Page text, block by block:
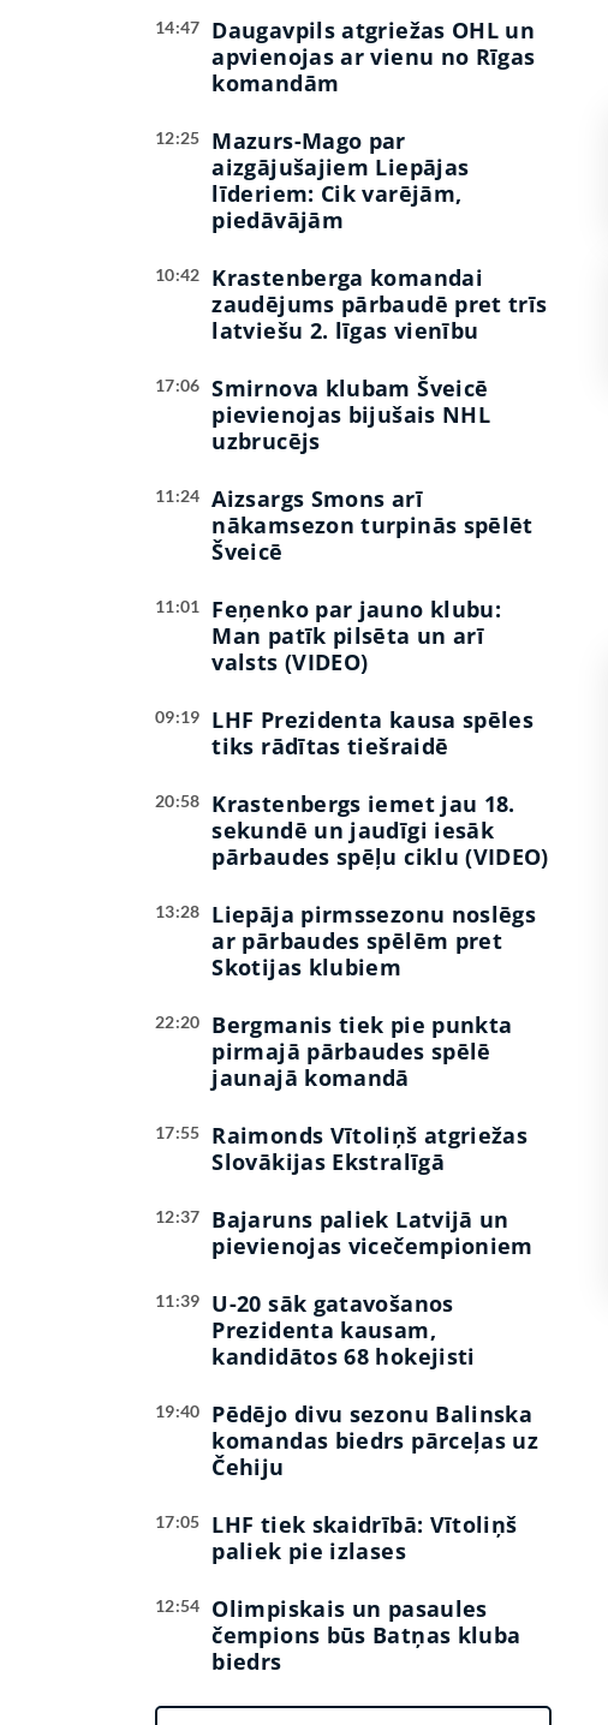
14:47
Daugavpils atgriežas OHL un
apvienojas ar vienu no Rīgas
komandām
12:25
Mazurs-Mago par
aizgājušajiem Liepājas
līderiem: Cik varējām,
piedāvājām
10:42
Krastenberga komandai
zaudējums pārbaudē pret trīs
latviešu 2. līgas vienību
17:06
Smirnova klubam Šveicē
pievienojas bijušais NHL
uzbrucējs
11:24
Aizsargs Smons arī
nākamsezon turpinās spēlēt
Šveicē
11:01
Feņenko par jauno klubu:
Man patīk pilsēta un arī
valsts (VIDEO)
09:19
LHF Prezidenta kausa spēles
tiks rādītas tiešraidē
20:58
Krastenbergs iemet jau 18.
sekundē un jaudīgi iesāk
pārbaudes spēļu ciklu (VIDEO)
13:28
Liepāja pirmssezonu noslēgs
ar pārbaudes spēlēm pret
Skotijas klubiem
22:20
Bergmanis tiek pie punkta
pirmajā pārbaudes spēlē
jaunajā komandā
17:55
Raimonds Vītoliņš atgriežas
Slovākijas Ekstralīgā
12:37
Bajaruns paliek Latvijā un
pievienojas vicečempioniem
11:39
U-20 sāk gatavošanos
Prezidenta kausam,
kandidātos 68 hokejisti
19:40
Pēdējo divu sezonu Balinska
komandas biedrs pārceļas uz
Čehiju
17:05
LHF tiek skaidrībā: Vītoliņš
paliek pie izlases
12:54
Olimpiskais un pasaules
čempions būs Batņas kluba
biedrs